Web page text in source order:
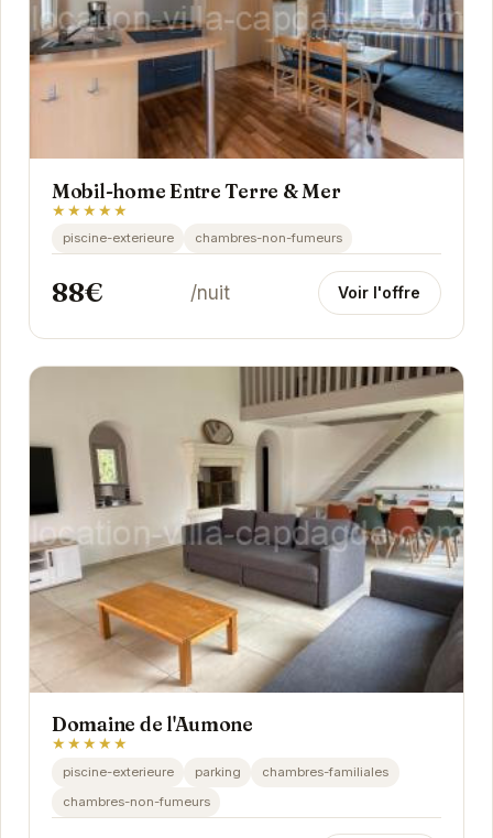
Mobil-home Entre Terre & Mer
★★★★★
piscine-exterieure chambres-non-fumeurs
88€ /nuit Voir l'offre
Domaine de l'Aumone
★★★★★
piscine-exterieure parking
chambres-familiales
chambres-non-fumeurs